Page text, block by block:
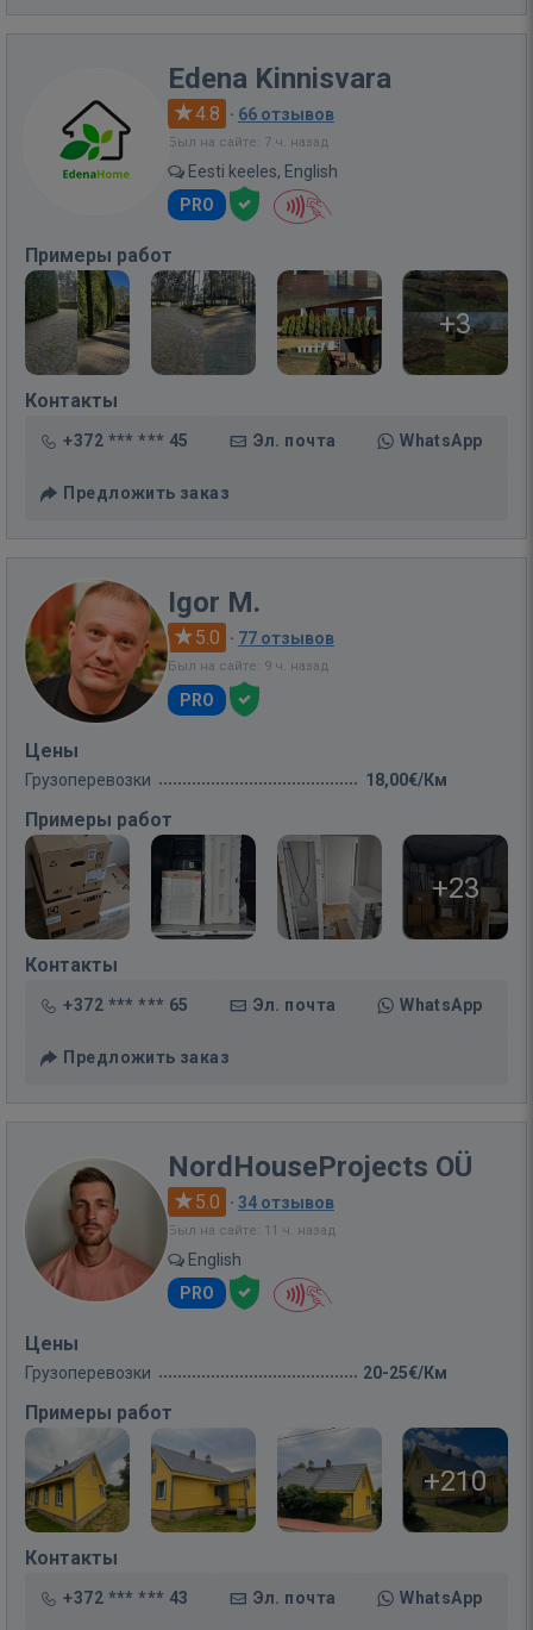
Edena Kinnisvara
4.8 · 66 отзывов
Был на сайте: 7 ч. назад
Eesti keeles, English
PRO
Примеры работ
+3
Контакты
+372 *** *** 45 Эл. почта WhatsApp
Предложить заказ
Igor M.
5.0 · 77 отзывов
Был на сайте: 9 ч. назад
PRO
Цены
Грузоперевозки 18,00€/Км
Примеры работ
+23
Контакты
+372 *** *** 65 Эл. почта WhatsApp
Предложить заказ
NordHouseProjects OÜ
5.0 · 34 отзывов
Был на сайте: 11 ч. назад
English
PRO
Цены
Грузоперевозки 20-25€/Км
Примеры работ
+210
Контакты
+372 *** *** 43 Эл. почта WhatsApp